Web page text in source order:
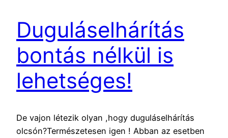
Duguláselhárítás
bontás nélkül is
lehetséges!
De vajon létezik olyan ,hogy duguláselhárítás
olcsón?Természetesen igen ! Abban az esetben